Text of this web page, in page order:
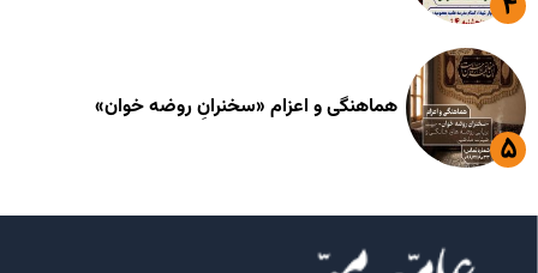
هماهنگی و اعزام «سخنرانِ روضه خوان»